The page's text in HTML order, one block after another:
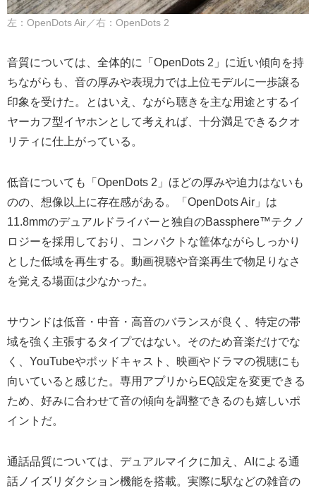
左：OpenDots Air／右：OpenDots 2
音質については、全体的に「OpenDots 2」に近い傾向を持
ちながらも、音の厚みや表現力では上位モデルに一歩譲る
印象を受けた。とはいえ、ながら聴きを主な用途とするイ
ヤーカフ型イヤホンとして考えれば、十分満足できるクオ
リティに仕上がっている。
低音についても「OpenDots 2」ほどの厚みや迫力はないも
のの、想像以上に存在感がある。「OpenDots Air」は
11.8mmのデュアルドライバーと独自のBassphere™テクノ
ロジーを採用しており、コンパクトな筐体ながらしっかり
とした低域を再生する。動画視聴や音楽再生で物足りなさ
を覚える場面は少なかった。
サウンドは低音・中音・高音のバランスが良く、特定の帯
域を強く主張するタイプではない。そのため音楽だけでな
く、YouTubeやポッドキャスト、映画やドラマの視聴にも
向いていると感じた。専用アプリからEQ設定を変更できる
ため、好みに合わせて音の傾向を調整できるのも嬉しいポ
イントだ。
通話品質については、デュアルマイクに加え、AIによる通
話ノイズリダクション機能を搭載。実際に駅などの雑音の